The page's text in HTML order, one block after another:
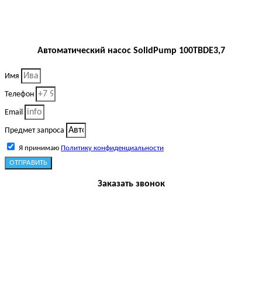
Автоматический насос SolidPump 100TBDE3,7
Имя
Телефон
Email
Предмет запроса
Я принимаю Политику конфиденциальности
ОТПРАВИТЬ
Заказать звонок